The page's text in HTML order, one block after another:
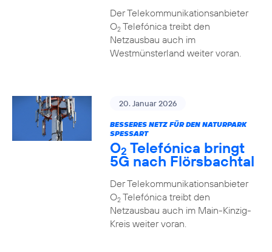
Der Telekommunikationsanbieter
O2Telefónica treibt den
Netzausbau auch im
Westmünsterland weiter voran.
20. Januar 2026
BESSERES NETZ FÜR DEN NATURPARK
SPESSART
O2 Telefónica bringt
5G nach Flörsbachtal
Der Telekommunikationsanbieter
O2Telefónica treibt den
Netzausbau auch im Main-Kinzig-
Kreis weiter voran.